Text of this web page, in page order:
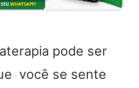
pode ser
você se sente